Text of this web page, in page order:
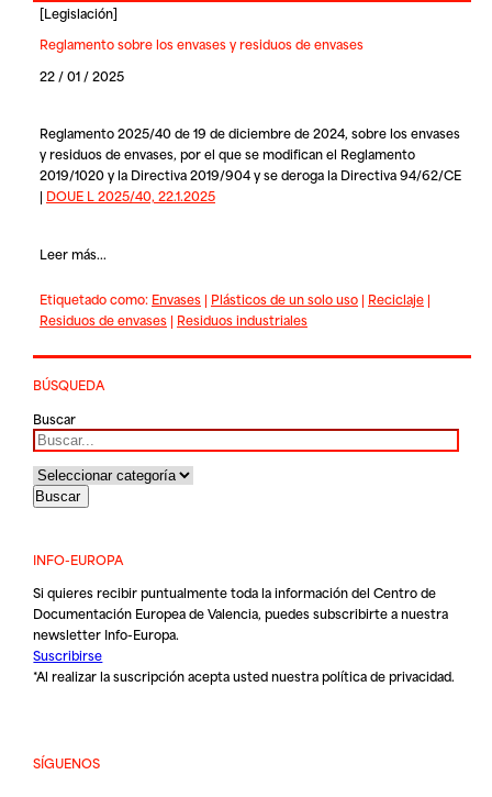
[Legislación]
Reglamento sobre los envases y residuos de envases
22 / 01 / 2025
Reglamento 2025/40 de 19 de diciembre de 2024, sobre los envases
y residuos de envases, por el que se modifican el Reglamento
2019/1020 y la Directiva 2019/904 y se deroga la Directiva 94/62/CE
| DOUE L 2025/40, 22.1.2025
Leer más...
Etiquetado como: Envases| Plásticos de un solo uso| Reciclaje|
Residuos de envases| Residuos industriales
BÚSQUEDA
Buscar
INFO-EUROPA
Si quieres recibir puntualmente toda la información del Centro de
Documentación Europea de Valencia, puedes subscribirte a nuestra
newsletter Info-Europa.
Suscribirse
*Al realizar la suscripción acepta usted nuestrapolítica de privacidad.
SÍGUENOS